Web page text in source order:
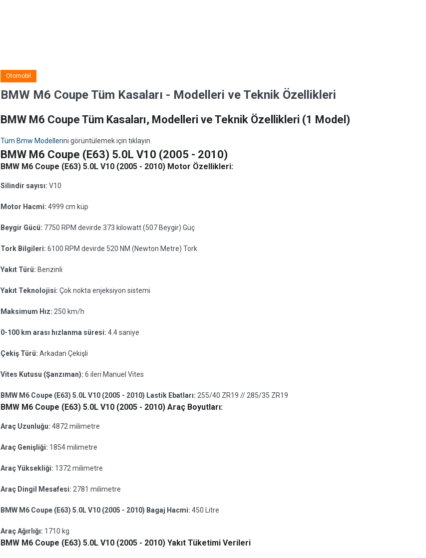
Otomobil
BMW M6 Coupe Tüm Kasaları - Modelleri ve Teknik Özellikleri
BMW M6 Coupe Tüm Kasaları, Modelleri ve Teknik Özellikleri (1 Model)
Tüm Bmw Modellerini görüntülemek için tıklayın.
BMW M6 Coupe (E63) 5.0L V10 (2005 - 2010)
BMW M6 Coupe (E63) 5.0L V10 (2005 - 2010) Motor Özellikleri:
Silindir sayısı: V10
Motor Hacmi: 4999 cm küp
Beygir Gücü: 7750 RPM devirde 373 kilowatt (507 Beygir) Güç
Tork Bilgileri: 6100 RPM devirde 520 NM (Newton Metre) Tork
Yakıt Türü: Benzinli
Yakıt Teknolojisi: Çok nokta enjeksiyon sistemi
Maksimum Hız: 250 km/h
0-100 km arası hızlanma süresi: 4.4 saniye
Çekiş Türü: Arkadan Çekişli
Vites Kutusu (Şanzıman): 6 ileri Manuel Vites
BMW M6 Coupe (E63) 5.0L V10 (2005 - 2010) Lastik Ebatları: 255/40 ZR19 // 285/35 ZR19
BMW M6 Coupe (E63) 5.0L V10 (2005 - 2010) Araç Boyutları:
Araç Uzunluğu: 4872 milimetre
Araç Genişliği: 1854 milimetre
Araç Yüksekliği: 1372 milimetre
Araç Dingil Mesafesi: 2781 milimetre
BMW M6 Coupe (E63) 5.0L V10 (2005 - 2010) Bagaj Hacmi: 450 Litre
Araç Ağırlığı: 1710 kg
BMW M6 Coupe (E63) 5.0L V10 (2005 - 2010) Yakıt Tüketimi Verileri